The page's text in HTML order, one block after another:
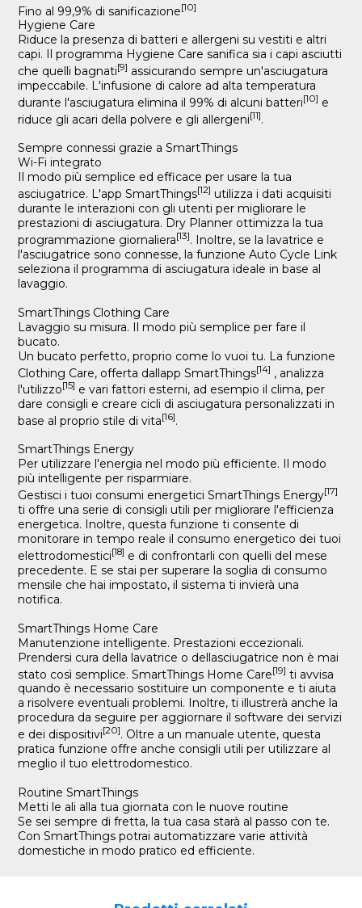
Fino al 99,9% di sanificazione[10]
Hygiene Care
Riduce la presenza di batteri e allergeni su vestiti e altri
capi. Il programma Hygiene Care sanifica sia i capi asciutti
che quelli bagnati[9] assicurando sempre un'asciugatura
impeccabile. L'infusione di calore ad alta temperatura
durante l'asciugatura elimina il 99% di alcuni batteri[10] e
riduce gli acari della polvere e gli allergeni[11].
Sempre connessi grazie a SmartThings
Wi-Fi integrato
Il modo più semplice ed efficace per usare la tua
asciugatrice. L'app SmartThings[12] utilizza i dati acquisiti
durante le interazioni con gli utenti per migliorare le
prestazioni di asciugatura. Dry Planner ottimizza la tua
programmazione giornaliera[13]. Inoltre, se la lavatrice e
l'asciugatrice sono connesse, la funzione Auto Cycle Link
seleziona il programma di asciugatura ideale in base al
lavaggio.
SmartThings Clothing Care
Lavaggio su misura. Il modo più semplice per fare il
bucato.
Un bucato perfetto, proprio come lo vuoi tu. La funzione
Clothing Care, offerta dallapp SmartThings[14] , analizza
l'utilizzo[15] e vari fattori esterni, ad esempio il clima, per
dare consigli e creare cicli di asciugatura personalizzati in
base al proprio stile di vita[16].
SmartThings Energy
Per utilizzare l'energia nel modo più efficiente. Il modo
più intelligente per risparmiare.
Gestisci i tuoi consumi energetici SmartThings Energy[17]
ti offre una serie di consigli utili per migliorare l'efficienza
energetica. Inoltre, questa funzione ti consente di
monitorare in tempo reale il consumo energetico dei tuoi
elettrodomestici[18] e di confrontarli con quelli del mese
precedente. E se stai per superare la soglia di consumo
mensile che hai impostato, il sistema ti invierà una
notifica.
SmartThings Home Care
Manutenzione intelligente. Prestazioni eccezionali.
Prendersi cura della lavatrice o dellasciugatrice non è mai
stato così semplice. SmartThings Home Care[19] ti avvisa
quando è necessario sostituire un componente e ti aiuta
a risolvere eventuali problemi. Inoltre, ti illustrerà anche la
procedura da seguire per aggiornare il software dei servizi
e dei dispositivi[20]. Oltre a un manuale utente, questa
pratica funzione offre anche consigli utili per utilizzare al
meglio il tuo elettrodomestico.
Routine SmartThings
Metti le ali alla tua giornata con le nuove routine
Se sei sempre di fretta, la tua casa starà al passo con te.
Con SmartThings potrai automatizzare varie attività
domestiche in modo pratico ed efficiente.